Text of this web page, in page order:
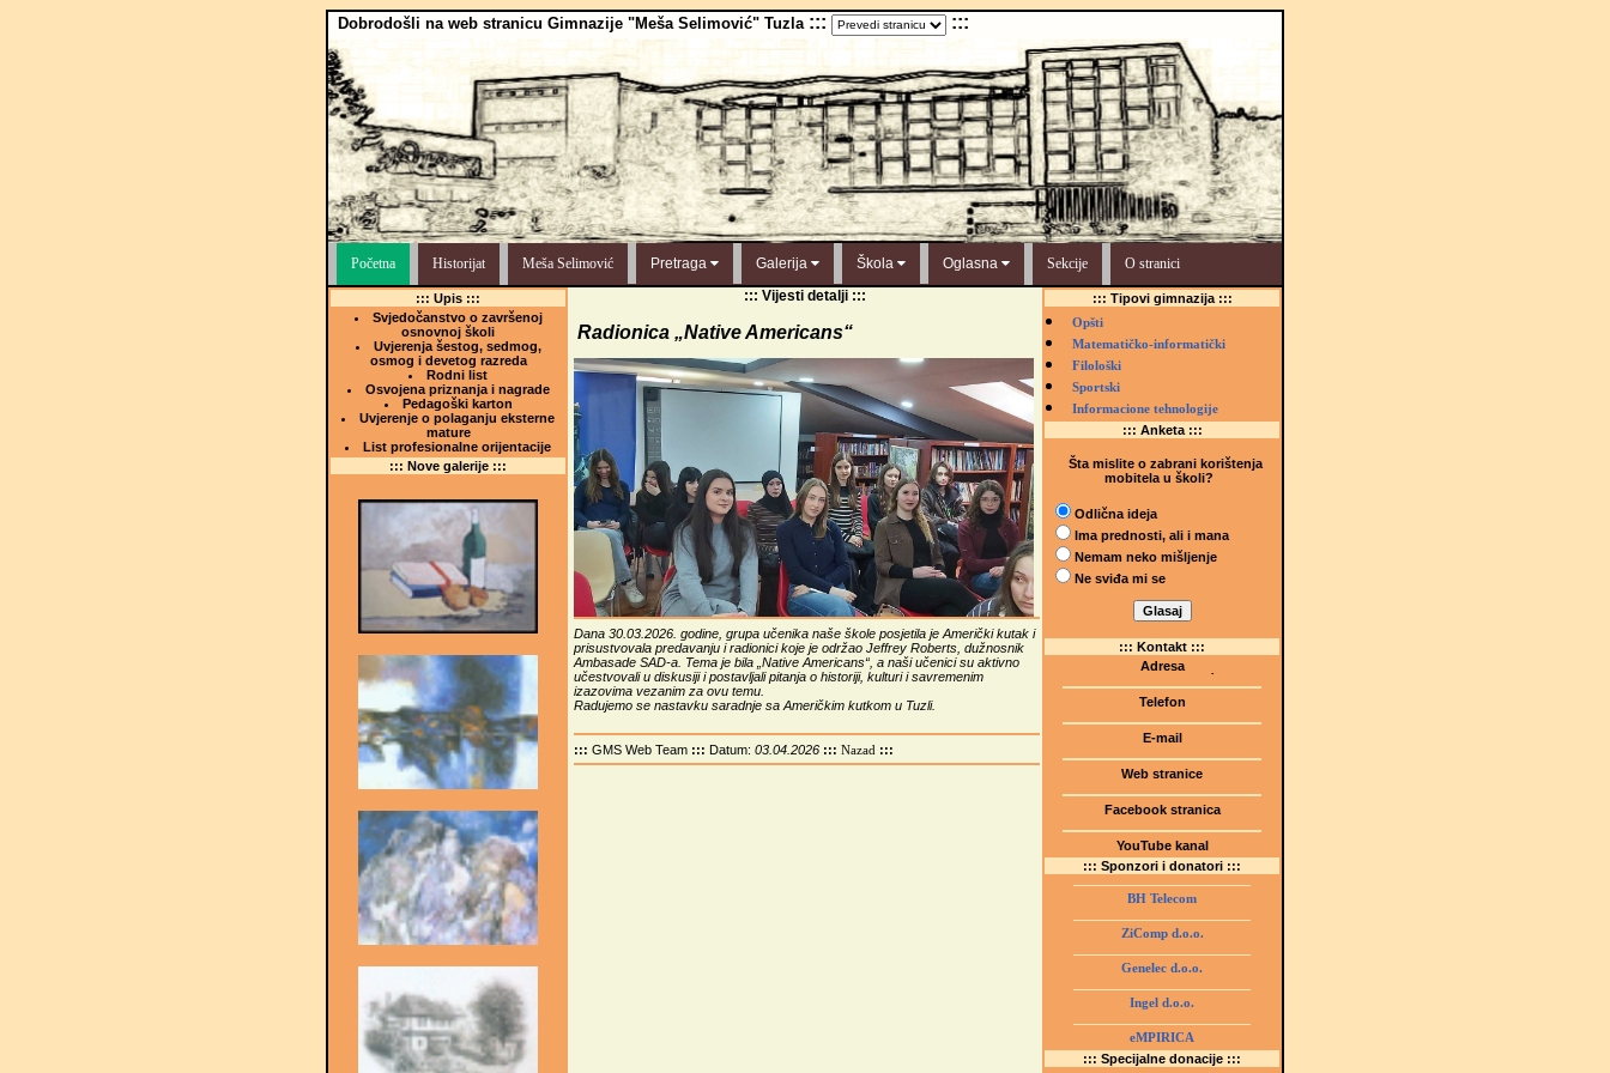
Dobrodošli na web stranicu Gimnazije "Meša Selimović" Tuzla ::: :::
Početna Historijat Meša Selimović Pretraga Galerija Škola Oglasna Sekcije O stranici
::: Upis :::
Svjedočanstvo o završenoj
osnovnoj školi
Uvjerenja šestog, sedmog,
osmog i devetog razreda
Rodni list
Osvojena priznanja i nagrade
Pedagoški karton
Uvjerenje o polaganju eksterne
mature
List profesionalne orijentacije
::: Nove galerije :::
::: Vijesti detalji :::
Radionica „Native Americans“
Dana 30.03.2026. godine, grupa učenika naše škole posjetila je Američki kutak i
prisustvovala predavanju i radionici koje je održao Jeffrey Roberts, dužnosnik
Ambasade SAD-a. Tema je bila „Native Americans“, a naši učenici su aktivno
učestvovali u diskusiji i postavljali pitanja o historiji, kulturi i savremenim
izazovima vezanim za ovu temu.
Radujemo se nastavku saradnje sa Američkim kutkom u Tuzli.
::: GMS Web Team::: Datum: 03.04.2026::: Nazad :::
::: Tipovi gimnazija :::
Opšti
Matematičko-informatički
Filološki
Sportski
Informacione tehnologije
::: Anketa :::
Šta mislite o zabrani korištenja
mobitela u školi?
Odlična ideja
Ima prednosti, ali i mana
Nemam neko mišljenje
Ne sviđa mi se
::: Kontakt :::
Adresa
(Šetalište I.G. Kovačića 1)
75000 Tuzla, BiH
Telefon
E-mail
Web stranice
www.gmstziam.com.ba
Facebook stranica
YouTube kanal
GMS Tuzla
::: Sponzori i donatori :::
BH Telecom
ZiComp d.o.o.
Genelec d.o.o.
Ingel d.o.o.
eMPIRICA
::: Specijalne donacije :::